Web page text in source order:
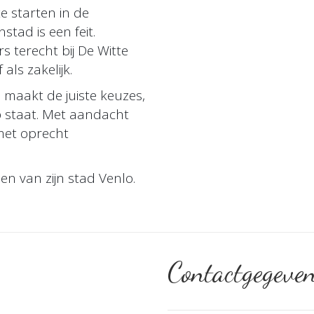
starten in de
is een feit.
terecht bij De Witte
zakelijk.
de juiste keuzes,
staat. Met aandacht
oprecht
van zijn stad Venlo.